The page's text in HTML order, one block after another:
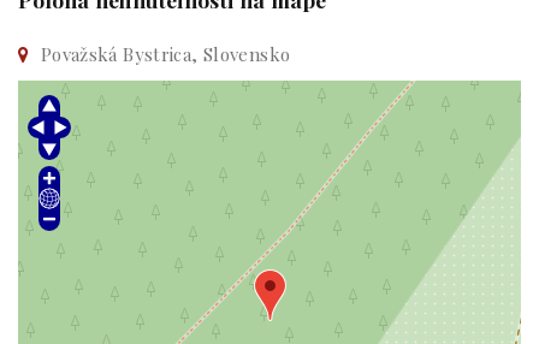
Považská Bystrica, Slovensko